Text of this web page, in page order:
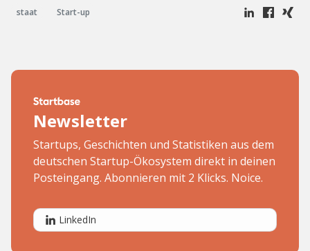
staat Start-up
Newsletter
Startups, Geschichten und Statistiken aus dem
deutschen Startup-Ökosystem direkt in deinen
Posteingang. Abonnieren mit 2 Klicks. Noice.
LinkedIn